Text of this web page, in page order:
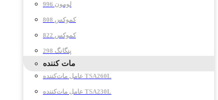
996 لومون
808 کموکس
822 کموکس
298 پنگانگ
مات کننده
عامل مات‌کننده TSA260L
عامل مات‌کننده TSA230L